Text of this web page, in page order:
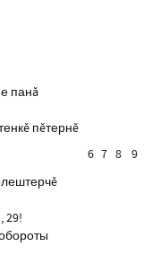
панă
пĕтернĕ
29!
6 7 8 9